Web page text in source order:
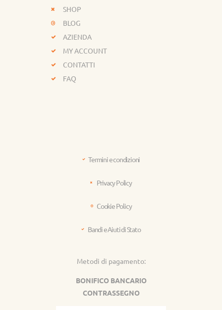
SHOP
BLOG
AZIENDA
MY ACCOUNT
CONTATTI
FAQ
Termini e condizioni
Privacy Policy
Cookie Policy
Bandi e Aiuti di Stato
Metodi di pagamento:
BONIFICO BANCARIO
CONTRASSEGNO